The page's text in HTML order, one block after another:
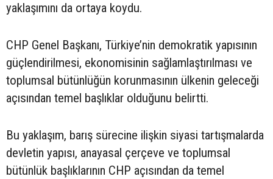
yaklaşımını da ortaya koydu.
CHP Genel Başkanı, Türkiye’nin demokratik yapısının
güçlendirilmesi, ekonomisinin sağlamlaştırılması ve
toplumsal bütünlüğün korunmasının ülkenin geleceği
açısından temel başlıklar olduğunu belirtti.
Bu yaklaşım, barış sürecine ilişkin siyasi tartışmalarda
devletin yapısı, anayasal çerçeve ve toplumsal
bütünlük başlıklarının CHP açısından da temel